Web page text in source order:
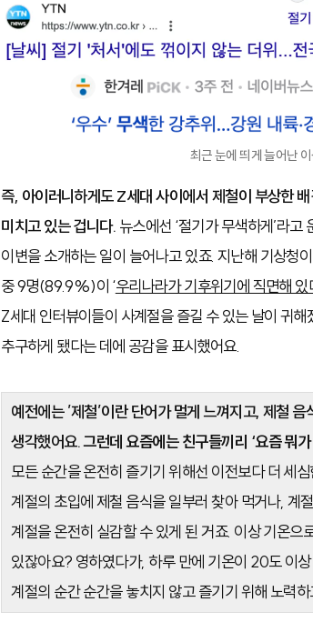
최근 눈에 띄게 늘어난
즉, 아이러니하게도 Z세대 사이에서 제철이 부상한
미치고 있는 겁니다. 뉴스에선 ‘절기가 무색하게’라
이변을 소개하는 일이 늘어나고 있죠.지난해 기상청
중 9명(89.9%)이 ‘우리나라가 기후위기에 직면해 있
Z세대 인터뷰이들이 사계절을 즐길 수 있는 날이 귀
추구하게 됐다는 데에 공감을 표시했어요.
예전에는 ’제철’이란 단어가 멀게 느껴지고, 제철
생각했어요.그런데 요즘에는 친구들끼리 ‘요즘 뭐
모든 순간을 온전히 즐기기 위해선 이전보다 더 세
계절의 초입에 제철 음식을 일부러 찾아 먹거나, 계
계절을 온전히 실감할 수 있게 된 거죠. 이상 기온으
있잖아요? 영하였다가, 하루 만에 기온이 20도 이
계절의 순간 순간을 놓치지 않고 즐기기 위해 노력